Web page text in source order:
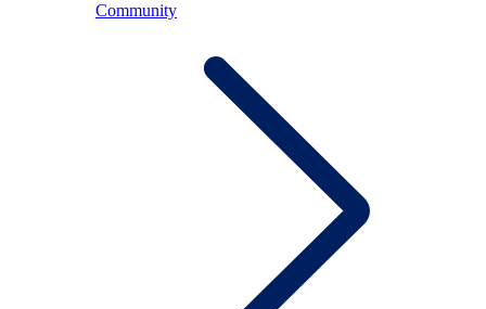
Community